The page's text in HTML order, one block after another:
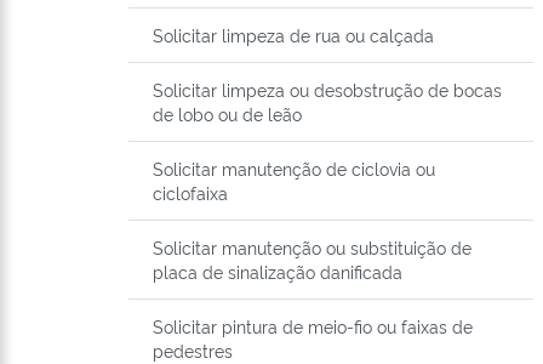
Solicitar limpeza de rua ou calçada
Solicitar limpeza ou desobstrução de bocas
de lobo ou de leão
Solicitar manutenção de ciclovia ou
ciclofaixa
Solicitar manutenção ou substituição de
placa de sinalização danificada
Solicitar pintura de meio-fio ou faixas de
pedestres